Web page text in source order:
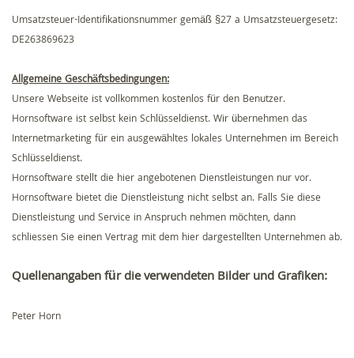
Umsatzsteuer-Identifikationsnummer gemäß §27 a Umsatzsteuergesetz:
DE263869623
Allgemeine Geschäftsbedingungen:
Unsere Webseite ist vollkommen kostenlos für den Benutzer.
Hornsoftware ist selbst kein Schlüsseldienst. Wir übernehmen das
Internetmarketing für ein ausgewähltes lokales Unternehmen im Bereich
Schlüsseldienst.
Hornsoftware stellt die hier angebotenen Dienstleistungen nur vor.
Hornsoftware bietet die Dienstleistung nicht selbst an. Falls Sie diese
Dienstleistung und Service in Anspruch nehmen möchten, dann
schliessen Sie einen Vertrag mit dem hier dargestellten Unternehmen ab.
Quellenangaben für die verwendeten Bilder und Grafiken:
Peter Horn